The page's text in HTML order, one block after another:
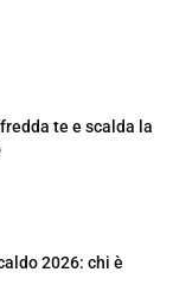
te e scalda la
2026: chi è